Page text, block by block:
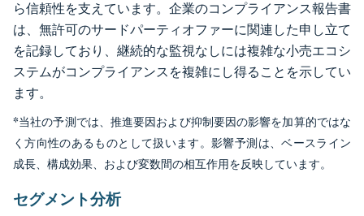
ら信頼性を支えています。企業のコンプライアンス報告書
は、無許可のサードパーティオファーに関連した申し立て
を記録しており、継続的な監視なしには複雑な小売エコシ
ステムがコンプライアンスを複雑にし得ることを示してい
ます。
*当社の予測では、推進要因および抑制要因の影響を加算的ではな
く方向性のあるものとして扱います。影響予測は、ベースライン
成長、構成効果、および変数間の相互作用を反映しています。
セグメント分析